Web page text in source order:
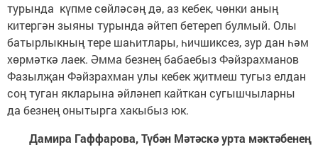
турында күпме сөйләсәң дә, аз кебек, чөнки аның
китергән зыяны турында әйтеп бетереп булмый. Олы
батырлыкның тере шаһитлары, һичшиксез, зур дан һәм
хөрмәткә лаек. Әмма безнең бабаебыз Фәйзрахманов
Фазылҗан Фәйзрахман улы кебек җитмеш тугыз елдан
соң туган якларына әйләнеп кайткан сугышчыларны
да безнең онытырга хакыбыз юк.
Дамира Гаффарова, Түбән Мәтәскә урта мәктәбенең